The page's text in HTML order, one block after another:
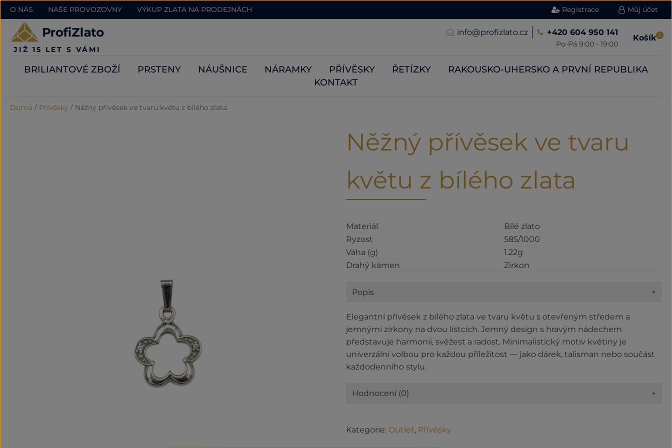
O NÁS NAŠE PROVOZOVNY VÝKUP ZLATA NA PRODEJNÁCH Registrace Můj účet
JIŽ 15 LET S VÁMI
info@profizlato.cz +420 604 950 141
Po-Pá 9:00 - 19:00
Košík 0
BRILIANTOVÉ ZBOŽÍ PRSTENY NÁUŠNICE NÁRAMKY PŘÍVĚSKY ŘETÍZKY
RAKOUSKO-UHERSKO A PRVNÍ REPUBLIKA
KONTAKT
Domů / Přívěsky / Něžný přívěsek ve tvaru květu z bílého zlata
Něžný přívěsek ve tvaru
květu z bílého zlata
Materiál
Bílé zlato
Ryzost
585/1000
Váha (g)
1.22g
Drahý kámen
Zirkon
Popis +
Elegantní přívěsek z bílého zlata ve tvaru květu s otevřeným středem a
jemnými zirkony na dvou lístcích. Jemný design s hravým nádechem
představuje harmonii, svěžest a radost. Minimalistický motiv květiny je
univerzální volbou pro každou příležitost — jako dárek, talisman nebo součást
každodenního stylu.
Hodnocení (0) +
Kategorie: Outlet, Přívěsky